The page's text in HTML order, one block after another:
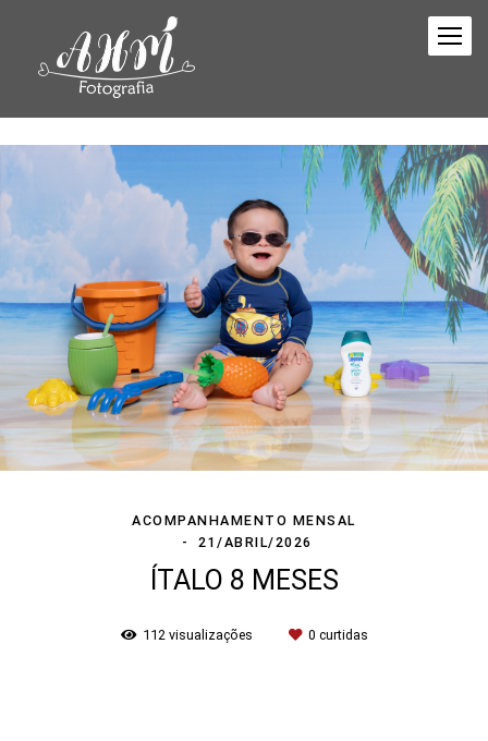
ACOMPANHAMENTO MENSAL
21/ABRIL/2026
ÍTALO 8 MESES
112 visualizações 0 curtidas